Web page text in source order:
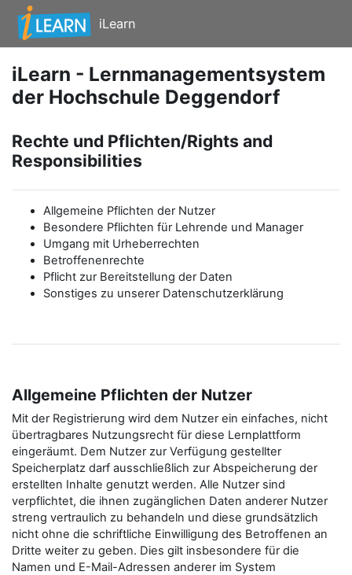
Zum Hauptinhalt
iLearn
iLearn - Lernmanagementsystem
der Hochschule Deggendorf
Rechte und Pflichten/Rights and
Responsibilities
Allgemeine Pflichten der Nutzer
Besondere Pflichten für Lehrende und Manager
Umgang mit Urheberrechten
Betroffenenrechte
Pflicht zur Bereitstellung der Daten
Sonstiges zu unserer Datenschutzerklärung
Allgemeine Pflichten der Nutzer
Mit der Registrierung wird dem Nutzer ein einfaches, nicht
übertragbares Nutzungsrecht für diese Lernplattform
eingeräumt. Dem Nutzer zur Verfügung gestellter
Speicherplatz darf ausschließlich zur Abspeicherung der
erstellten Inhalte genutzt werden. Alle Nutzer sind
verpflichtet, die ihnen zugänglichen Daten anderer Nutzer
streng vertraulich zu behandeln und diese grundsätzlich
nicht ohne die schriftliche Einwilligung des Betroffenen an
Dritte weiter zu geben. Dies gilt insbesondere für die
Namen und E-Mail-Adressen anderer im System